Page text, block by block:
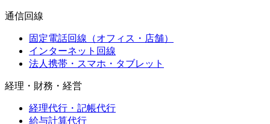
通信回線
固定電話回線（オフィス・店舗）
インターネット回線
法人携帯・スマホ・タブレット
経理・財務・経営
経理代行・記帳代行
給与計算代行